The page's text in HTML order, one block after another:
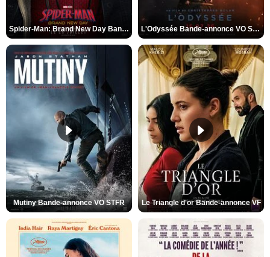
Spider-Man: Brand New Day Bande-annonce VO STFR L'Odyssée Bande-annonce VO STFR
Mutiny Bande-annonce VO STFR Le Triangle d'or Bande-annonce VF